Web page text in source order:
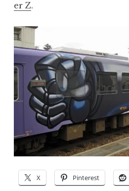
er Z.
X Pinterest